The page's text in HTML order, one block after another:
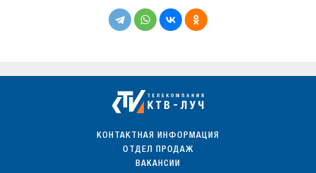
КОНТАКТНАЯ ИНФОРМАЦИЯ
ОТДЕЛ ПРОДАЖ
ВАКАНСИИ